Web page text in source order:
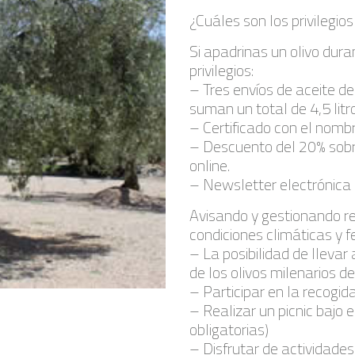
¿Cuáles son los
Si apadrinas un olivo
privilegios:
– Tres envíos de aceite
suman un total de 4,5
– Certificado con el
– Descuento del 20%
online.
– Newsletter electrónica
Avisando y gestionando
condiciones climáticas y
– La posibilidad de
de los olivos milenarios
– Participar en la
– Realizar un picnic bajo
obligatorias)
– Disfrutar de